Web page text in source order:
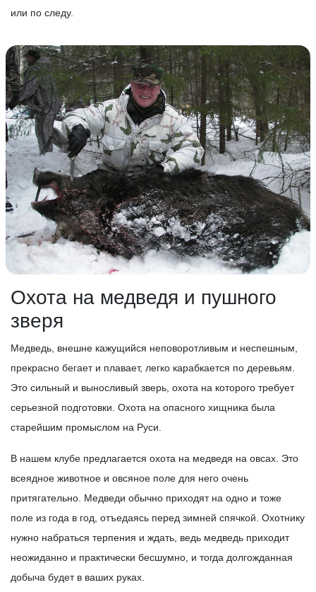
или по следу.
Охота на медведя и пушного
зверя
Медведь, внешне кажущийся неповоротливым и неспешным,
прекрасно бегает и плавает, легко карабкается по деревьям.
Это сильный и выносливый зверь, охота на которого требует
серьезной подготовки. Охота на опасного хищника была
старейшим промыслом на Руси.
В нашем клубе предлагается охота на медведя на овсах. Это
всеядное животное и овсяное поле для него очень
притягательно. Медведи обычно приходят на одно и тоже
поле из года в год, отъедаясь перед зимней спячкой. Охотнику
нужно набраться терпения и ждать, ведь медведь приходит
неожиданно и практически бесшумно, и тогда долгожданная
добыча будет в ваших руках.